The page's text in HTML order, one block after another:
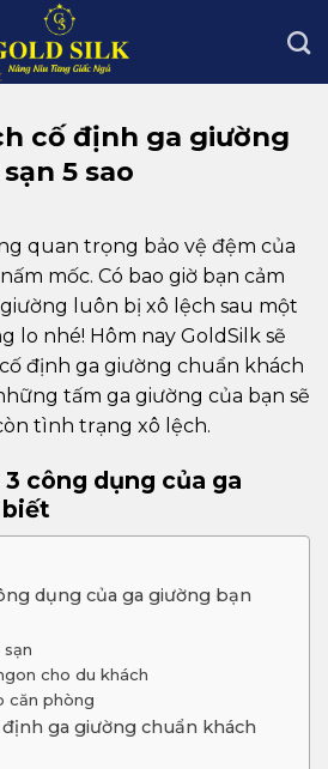
cố định ga giường
5 sao
quan trọng bảo vệ đệm của
mốc. Có bao giờ bạn cảm
luôn bị xô lệch sau một
lo nhé! Hôm nay GoldSilk sẽ
định ga giường chuẩn khách
tấm ga giường của bạn sẽ
tình trạng xô lệch.
3 công dụng của ga
dụng của ga giường bạn
cho du khách
căn phòng
ga giường chuẩn khách